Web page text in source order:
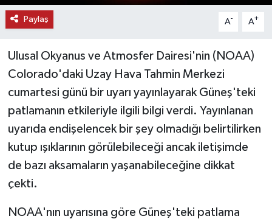
Paylaş A- A+
Ulusal Okyanus ve Atmosfer Dairesi'nin (NOAA)
Colorado'daki Uzay Hava Tahmin Merkezi
cumartesi günü bir uyarı yayınlayarak Güneş'teki
patlamanın etkileriyle ilgili bilgi verdi. Yayınlanan
uyarıda endişelencek bir şey olmadığı belirtilirken
kutup ışıklarının görülebileceği ancak iletişimde
de bazı aksamaların yaşanabileceğine dikkat
çekti.
NOAA'nın uyarısına göre Güneş'teki patlama
TİCARET